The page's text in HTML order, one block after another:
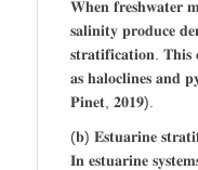
𝐖𝐡𝐞𝐧 𝐟𝐫𝐞𝐬𝐡𝐰𝐚𝐭𝐞𝐫
𝐬𝐚𝐥𝐢𝐧𝐢𝐭𝐲 𝐩𝐫𝐨𝐝𝐮𝐜𝐞
𝐬𝐭𝐫𝐚𝐭𝐢𝐟𝐢𝐜𝐚𝐭𝐢𝐨𝐧.
𝐚𝐬 𝐡𝐚𝐥𝐨𝐜𝐥𝐢𝐧𝐞𝐬 𝐚𝐧𝐝
𝐏𝐢𝐧𝐞𝐭, 𝟐𝟎𝟏𝟗).
(𝐛) 𝐄𝐬𝐭𝐮𝐚𝐫𝐢𝐧𝐞
𝐈𝐧 𝐞𝐬𝐭𝐮𝐚𝐫𝐢𝐧𝐞